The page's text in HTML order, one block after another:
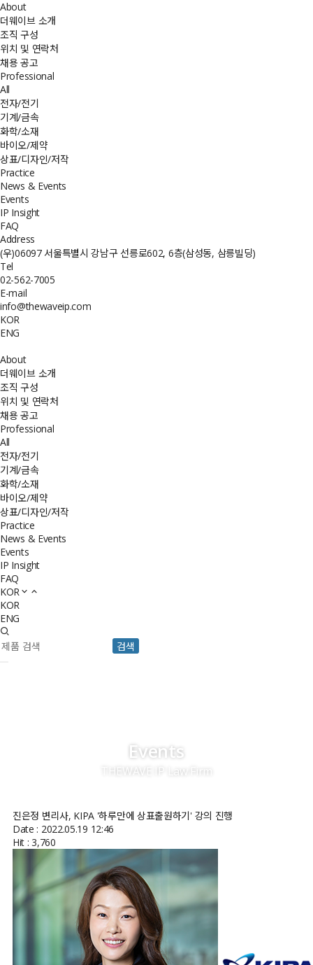
About
더웨이브 소개
조직 구성
위치 및 연락처
채용 공고
Professional
All
전자/전기
기계/금속
화학/소재
바이오/제약
상표/디자인/저작
Practice
News & Events
Events
IP Insight
FAQ
Address
(우)06097 서울특별시 강남구 선릉로602, 6층(삼성동, 삼릉빌딩)
Tel
02-562-7005
E-mail
info@thewaveip.com
KOR
ENG
About
더웨이브 소개
조직 구성
위치 및 연락처
채용 공고
Professional
All
전자/전기
기계/금속
화학/소재
바이오/제약
상표/디자인/저작
Practice
News & Events
Events
IP Insight
FAQ
KOR
KOR
ENG
검색
Events
THEWAVE IP Law Firm
진은정 변리사, KIPA '하루만에 상표출원하기' 강의 진행
Date : 2022.05.19 12:46
Hit : 3,760